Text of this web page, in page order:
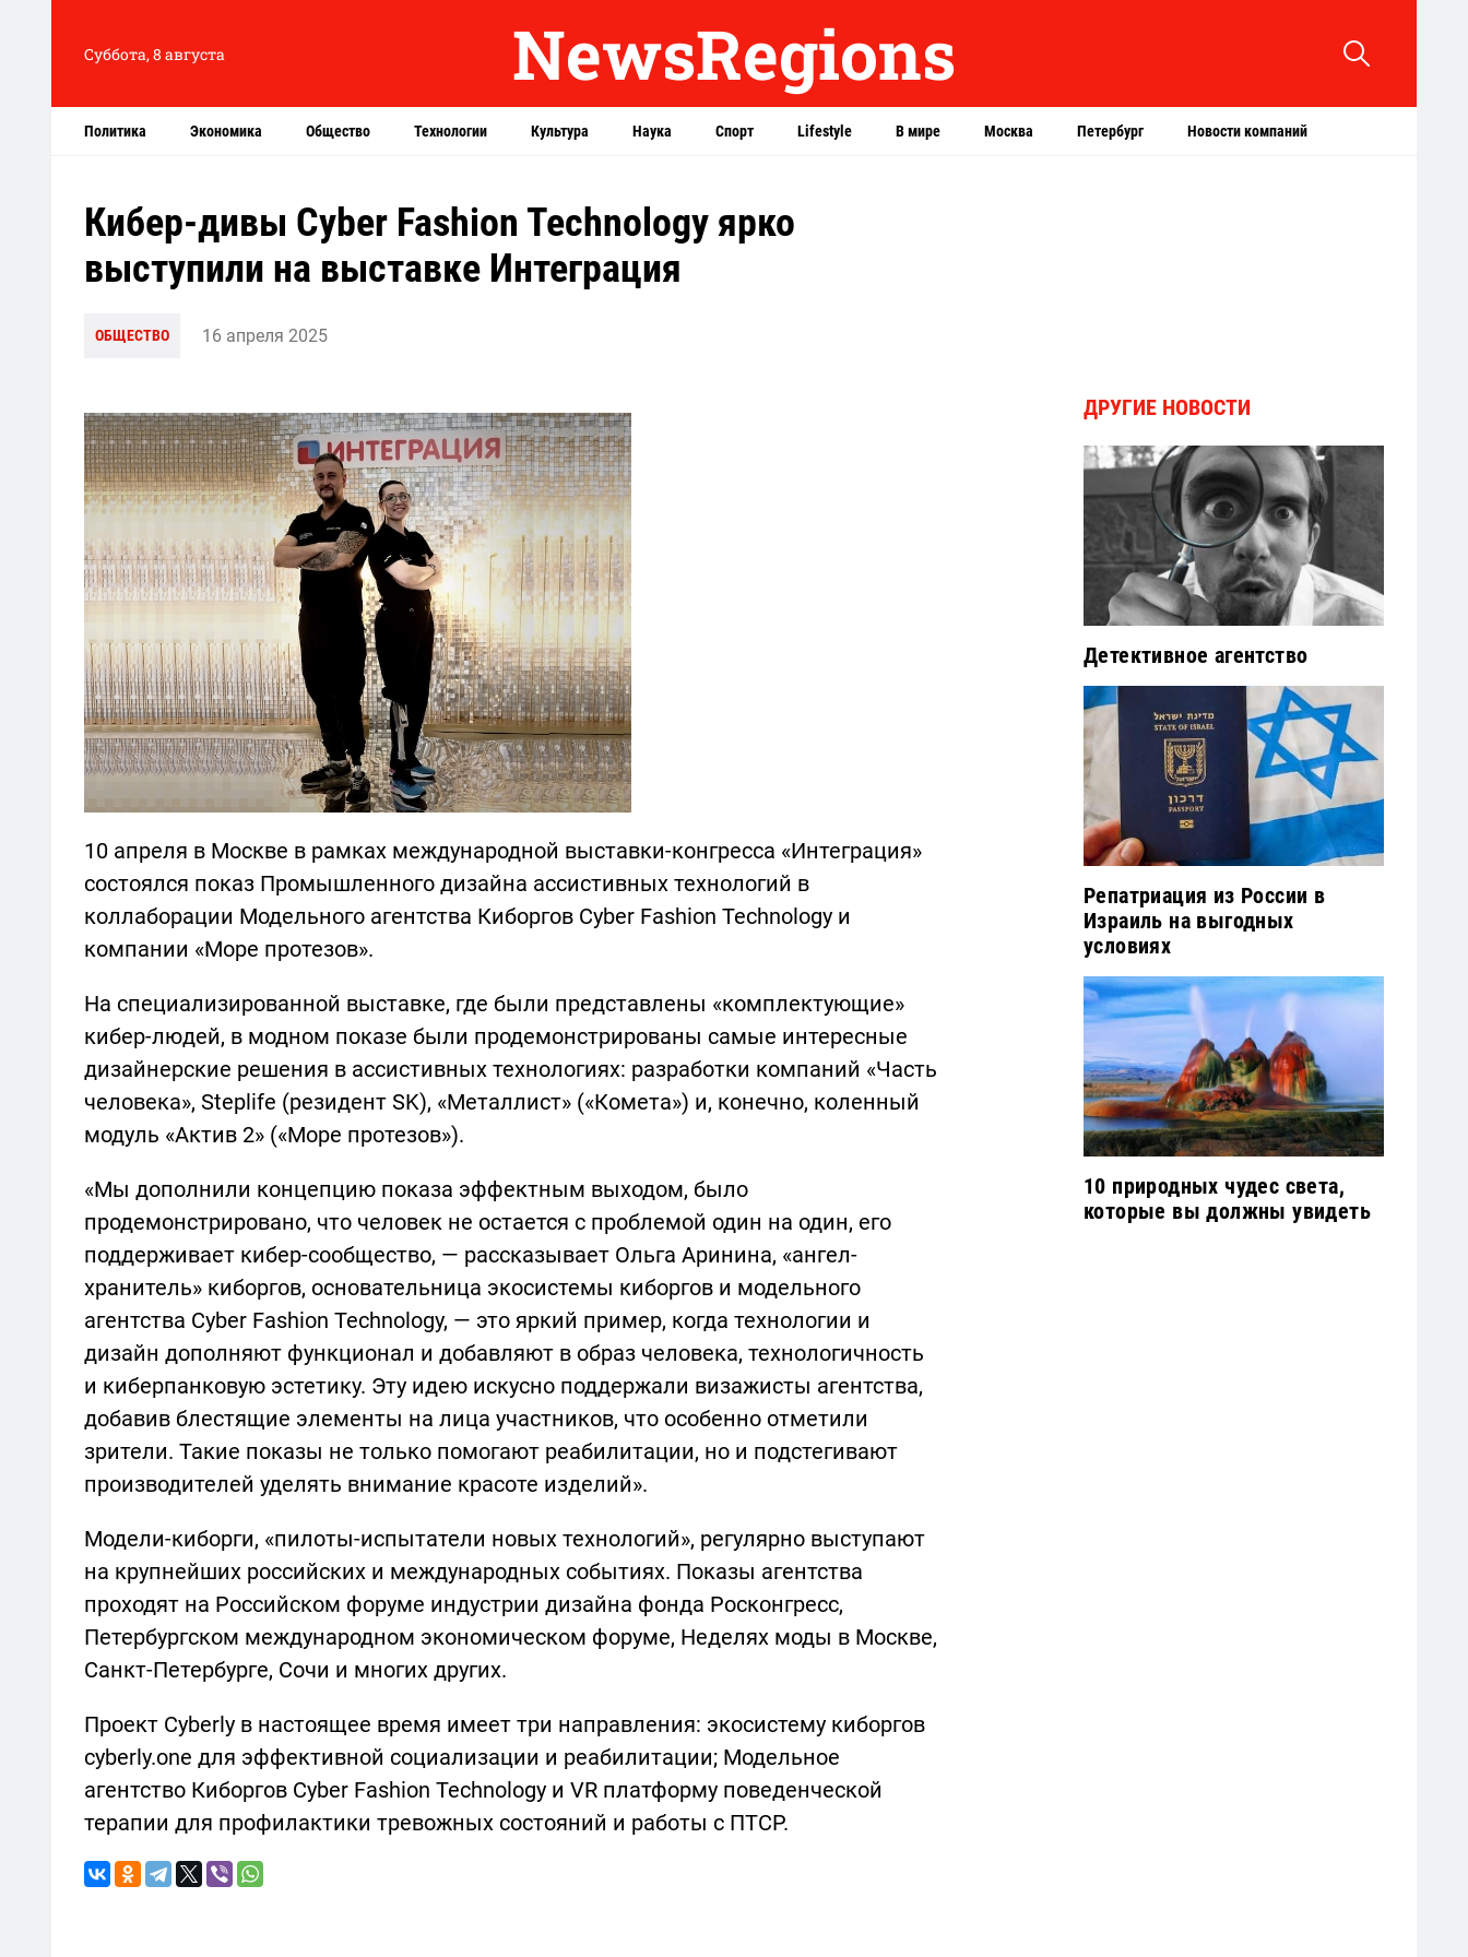
Суббота, 8 августа NewsRegions
Политика Экономика Общество Технологии Культура Наука Спорт Lifestyle В мире Москва Петербург Новости компаний
Кибер-дивы Cyber Fashion Technology ярко
выступили на выставке Интеграция
ОБЩЕСТВО 16 апреля 2025
10 апреля в Москве в рамках международной выставки-конгресса «Интеграция»
состоялся показ Промышленного дизайна ассистивных технологий в
коллаборации Модельного агентства Киборгов Cyber Fashion Technology и
компании «Море протезов».
На специализированной выставке, где были представлены «комплектующие»
кибер-людей, в модном показе были продемонстрированы самые интересные
дизайнерские решения в ассистивных технологиях: разработки компаний «Часть
человека», Steplife (резидент SK), «Металлист» («Комета») и, конечно, коленный
модуль «Актив 2» («Море протезов»).
«Мы дополнили концепцию показа эффектным выходом, было
продемонстрировано, что человек не остается с проблемой один на один, его
поддерживает кибер-сообщество, — рассказывает Ольга Аринина, «ангел-
хранитель» киборгов, основательница экосистемы киборгов и модельного
агентства Cyber Fashion Technology, — это яркий пример, когда технологии и
дизайн дополняют функционал и добавляют в образ человека, технологичность
и киберпанковую эстетику. Эту идею искусно поддержали визажисты агентства,
добавив блестящие элементы на лица участников, что особенно отметили
зрители. Такие показы не только помогают реабилитации, но и подстегивают
производителей уделять внимание красоте изделий».
Модели-киборги, «пилоты-испытатели новых технологий», регулярно выступают
на крупнейших российских и международных событиях. Показы агентства
проходят на Российском форуме индустрии дизайна фонда Росконгресс,
Петербургском международном экономическом форуме, Неделях моды в Москве,
Санкт-Петербурге, Сочи и многих других.
Проект Cyberly в настоящее время имеет три направления: экосистему киборгов
cyberly.one для эффективной социализации и реабилитации; Модельное
агентство Киборгов Cyber Fashion Technology и VR платформу поведенческой
терапии для профилактики тревожных состояний и работы с ПТСР.
ДРУГИЕ НОВОСТИ
Детективное агентство
Репатриация из России в
Израиль на выгодных
условиях
10 природных чудес света,
которые вы должны увидеть